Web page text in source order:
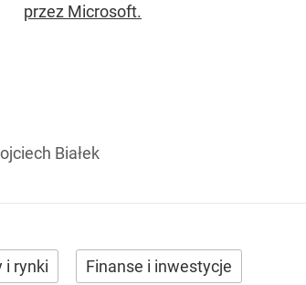
przez Microsoft.
Białek
i rynki Finanse i inwestycje